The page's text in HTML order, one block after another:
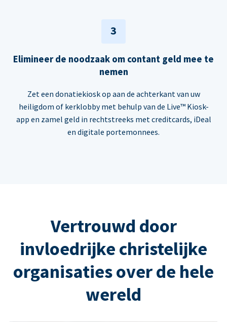
3
Elimineer de noodzaak om contant geld mee te
nemen
Zet een donatiekiosk op aan de achterkant van uw
heiligdom of kerklobby met behulp van de Live™ Kiosk-
app en zamel geld in rechtstreeks met creditcards, iDeal
en digitale portemonnees.
Vertrouwd door
invloedrijke christelijke
organisaties over de hele
wereld